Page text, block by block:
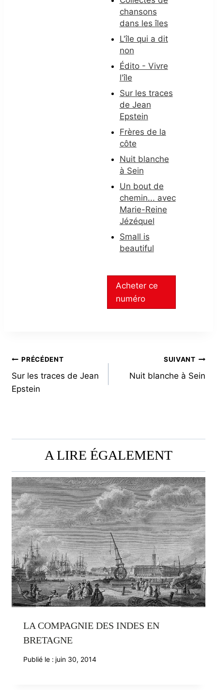
chansons
dans les îles
L'île qui a dit
non
Édito - Vivre
l'île
Sur les traces
de Jean
Epstein
Frères de la
côte
Nuit blanche
à Sein
Un bout de
chemin... avec
Marie-Reine
Jézéquel
Small is
beautiful
Acheter ce
numéro
NAVIGATION
DE
PRÉCÉDENT
Sur les traces de Jean
Epstein
SUIVANT
Nuit blanche à Sein
A LIRE ÉGALEMENT
LA COMPAGNIE DES INDES EN
BRETAGNE
Publié le : juin 30, 2014